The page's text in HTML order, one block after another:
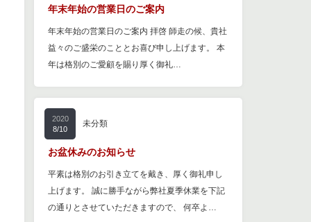
年末年始の営業日のご案内
年末年始の営業日のご案内 拝啓 師走の候、貴社
益々のご盛栄のこととお喜び申し上げます。 本
年は格別のご愛顧を賜り厚く御礼…
2020
8/10
未分類
お盆休みのお知らせ
平素は格別のお引き立てを戴き、厚く御礼申し
上げます。 誠に勝手ながら弊社夏季休業を下記
の通りとさせていただきますので、 何卒よ…